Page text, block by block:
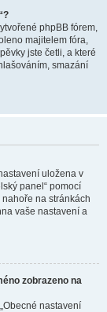
phpBB fórem,
majitelem fóra,
jste četli, a které
smazání
uložena v
panel“ pomocí
na stránkách
vaše nastavení a
zobrazeno na
nastavení